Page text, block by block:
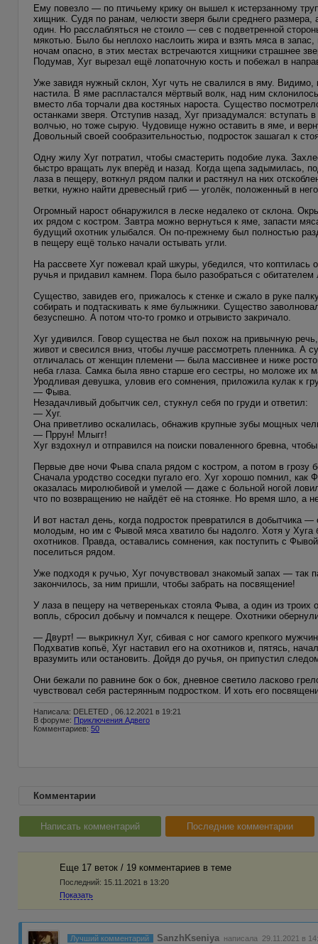
Ему повезло — по птичьему крику он вышел к истерзанному
хищник. Судя по ранам, челюсти зверя были среднего
один. Но расслабляться не стоило — сев с подветренной
мякотью. Было бы неплохо наслоить жира и взять мяса в
ночам опасно, в этих местах встречаются хищники страшнее
Подумав, Хуг вырезал ещё лопаточную кость и побежал в
Уже завидя нужный склон, Хуг чуть не свалился в яму. Видимо,
настила. В яме распластался мёртвый волк, над ним
вместо лба торчали два костяных нароста. Существо
останками зверя. Отступив назад, Хуг призадумался:
волчью, но тоже сырую. Чудовище нужно оставить в яме, и
Довольный своей сообразительностью, подросток зашагал к
Одну жилу Хуг потратил, чтобы смастерить подобие лука.
быстро вращать лук вперёд и назад. Когда щепа задымилась,
лаза в пещеру, воткнул рядом палки и растянул на них
ветки, нужно найти древесный гриб — уголёк, положенный в
Огромный нарост обнаружился в леске недалеко от склона.
их рядом с костром. Завтра можно вернуться к яме, запасти
будущий охотник улыбался. Он по-прежнему был полностью
в пещеру ещё только начали остывать угли.
На рассвете Хуг пожевал край шкуры, убедился, что
ручья и придавил камнем. Пора было разобраться с
Существо, завидев его, прижалось к стенке и сжало в руке
собирать и подтаскивать к яме булыжники. Существо
безуспешно. А потом что-то громко и отрывисто закричало.
Хуг удивился. Говор существа не был похож на привычную
живот и свесился вниз, чтобы лучше рассмотреть пленника. А
отличалась от женщин племени — была массивнее и ниже
неба глаза. Самка была явно старше его сестры, но моложе их
Уродливая девушка, уловив его сомнения, приложила кулак к
— Фыва.
Незадачливый добытчик сел, стукнул себя по груди и ответил:
— Хуг.
Она приветливо оскалилась, обнажив крупные зубы мощных
— Пррун! Млыгг!
Хуг вздохнул и отправился на поиски поваленного бревна,
Первые две ночи Фыва спала рядом с костром, а потом в грозу
Сначала уродство соседки пугало его. Хуг хорошо помнил, как
оказалась миролюбивой и умелой — даже с больной ногой
что по возвращению не найдёт её на стоянке. Но время шло, а
И вот настал день, когда подросток превратился в добытчика
молодым, но им с Фывой мяса хватило бы надолго. Хотя у Хуга
охотников. Правда, оставались сомнения, как поступить с
поселиться рядом.
Уже подходя к ручью, Хуг почувствовал знакомый запах — так
закончилось, за ним пришли, чтобы забрать на посвящение!
У лаза в пещеру на четвереньках стояла Фыва, а один из
вопль, сбросил добычу и помчался к пещере. Охотники
— Двурт! — выкрикнул Хуг, сбивая с ног самого крепкого
Подхватив копьё, Хуг наставил его на охотников и, пятясь,
вразумить или остановить. Дойдя до ручья, он припустил
Они бежали по равнине бок о бок, дневное светило ласково
чувствовал себя растерянным подростком. И хоть его
Написала: DELETED , 06.12.2021 в 19:21
В форуме: Приключения Адвего
Комментариев: 50
Комментарии
Написать комментарий Последние комментарии
Еще 17 веток / 19 комментариев в темe
Последний: 15.11.2021 в 13:20
Показать
Лучший комментарий SanzhKseniya написала 29.11.2021 в